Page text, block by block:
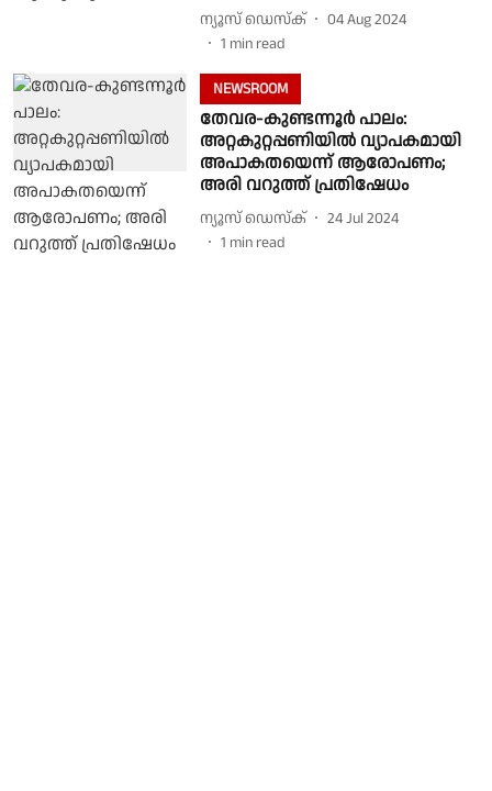
ന്യൂസ് ഡെസ്ക്
04 Aug 2024
1 min read
NEWSROOM
തേവര-കുണ്ടന്നൂർ പാലം:
അറ്റകുറ്റപ്പണിയിൽ വ്യാപകമായി
അപാകതയെന്ന് ആരോപണം;
അരി വറുത്ത് പ്രതിഷേധം
ന്യൂസ് ഡെസ്ക്
24 Jul 2024
1 min read